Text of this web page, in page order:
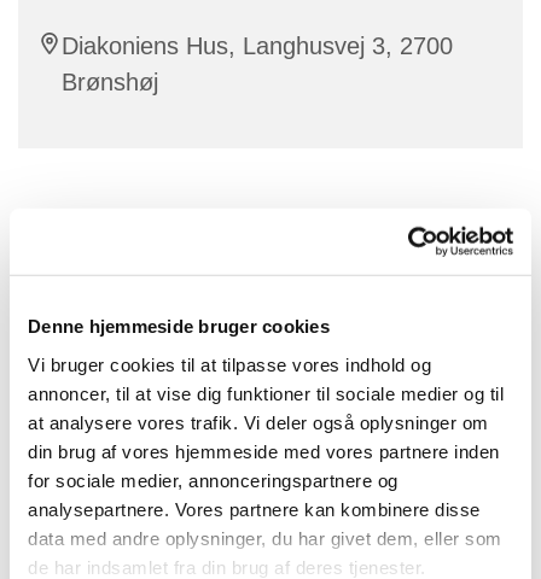
Denne hjemmeside bruger cookies
Vi bruger cookies til at tilpasse vores indhold og
annoncer, til at vise dig funktioner til sociale medier og til
at analysere vores trafik. Vi deler også oplysninger om
din brug af vores hjemmeside med vores partnere inden
for sociale medier, annonceringspartnere og
analysepartnere. Vores partnere kan kombinere disse
data med andre oplysninger, du har givet dem, eller som
de har indsamlet fra din brug af deres tjenester.
Diakoniens Hus, Langhusvej 3, 2700
Brønshøj